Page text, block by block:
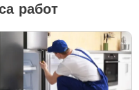
по телефону
всех вопросов и записи на
решить любые
его долгосрочную
работ